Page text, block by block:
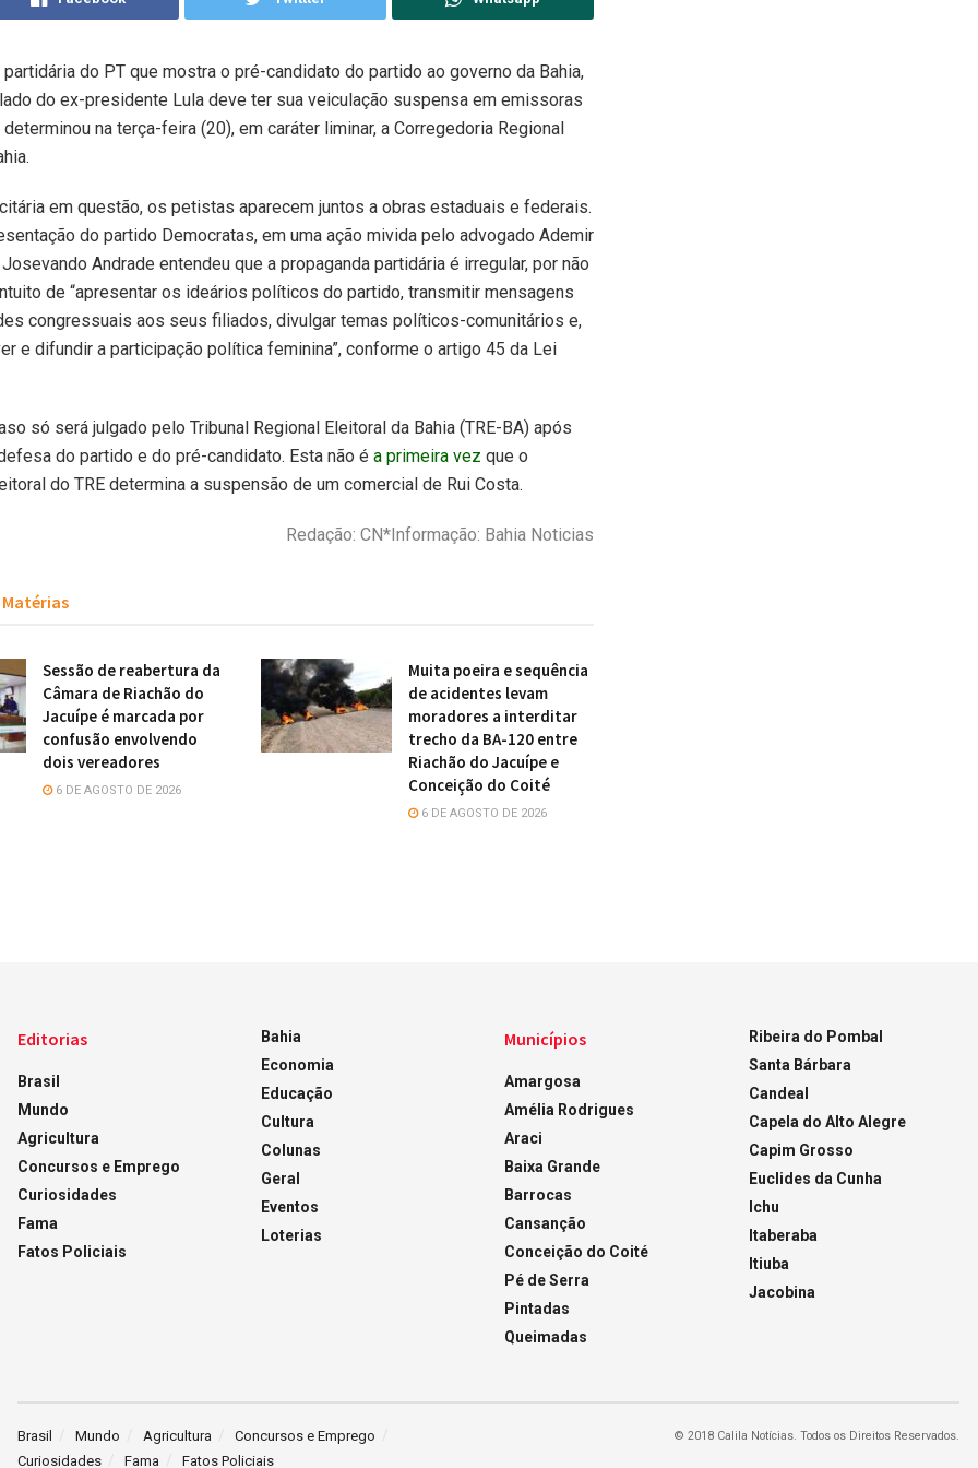
partidária do PT que mostra o pré-candidato do partido ao governo da Bahia,
do ex-presidente Lula deve ter sua veiculação suspensa em emissoras
na terça-feira (20), em caráter liminar, a Corregedoria Regional
em questão, os petistas aparecem juntos a obras estaduais e federais.
do partido Democratas, em uma ação mivida pelo advogado Ademir
Andrade entendeu que a propaganda partidária é irregular, por não
de “apresentar os ideários políticos do partido, transmitir mensagens
congressuais aos seus filiados, divulgar temas políticos-comunitários e,
e difundir a participação política feminina”, conforme o artigo 45 da Lei
só será julgado pelo Tribunal Regional Eleitoral da Bahia (TRE-BA) após
do partido e do pré-candidato. Esta não é a primeira vez que o
do TRE determina a suspensão de um comercial de Rui Costa.
Redação: CN*Informação: Bahia Noticias
Matérias
Sessão de reabertura da
Câmara de Riachão do
Jacuípe é marcada por
confusão envolvendo
dois vereadores
6 DE AGOSTO DE 2026
Muita poeira e sequência
de acidentes levam
moradores a interditar
trecho da BA-120 entre
Riachão do Jacuípe e
Conceição do Coité
6 DE AGOSTO DE 2026
Editorias
Brasil
Mundo
Agricultura
Concursos e Emprego
Curiosidades
Fama
Fatos Policiais
Bahia
Economia
Educação
Cultura
Colunas
Geral
Eventos
Loterias
Municípios
Amargosa
Amélia Rodrigues
Araci
Baixa Grande
Barrocas
Cansanção
Conceição do Coité
Pé de Serra
Pintadas
Queimadas
Ribeira do Pombal
Santa Bárbara
Candeal
Capela do Alto Alegre
Capim Grosso
Euclides da Cunha
Ichu
Itaberaba
Itiuba
Jacobina
Brasil Mundo Agricultura
Concursos e Emprego
Curiosidades
Fama Fatos Policiais
© 2018 Calila Notícias. Todos os Direitos Reservados.